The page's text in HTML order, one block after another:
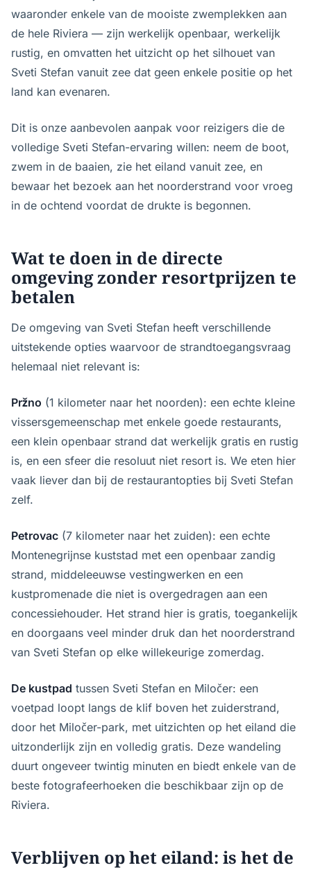
waaronder enkele van de mooiste zwemplekken aan
de hele Riviera — zijn werkelijk openbaar, werkelijk
rustig, en omvatten het uitzicht op het silhouet van
Sveti Stefan vanuit zee dat geen enkele positie op het
land kan evenaren.
Dit is onze aanbevolen aanpak voor reizigers die de
volledige Sveti Stefan-ervaring willen: neem de boot,
zwem in de baaien, zie het eiland vanuit zee, en
bewaar het bezoek aan het noorderstrand voor vroeg
in de ochtend voordat de drukte is begonnen.
Wat te doen in de directe
omgeving zonder resortprijzen te
betalen
De omgeving van Sveti Stefan heeft verschillende
uitstekende opties waarvoor de strandtoegangsvraag
helemaal niet relevant is:
Pržno (1 kilometer naar het noorden): een echte kleine
vissersgemeenschap met enkele goede restaurants,
een klein openbaar strand dat werkelijk gratis en rustig
is, en een sfeer die resoluut niet resort is. We eten hier
vaak liever dan bij de restaurantopties bij Sveti Stefan
zelf.
Petrovac (7 kilometer naar het zuiden): een echte
Montenegrijnse kuststad met een openbaar zandig
strand, middeleeuwse vestingwerken en een
kustpromenade die niet is overgedragen aan een
concessiehouder. Het strand hier is gratis, toegankelijk
en doorgaans veel minder druk dan het noorderstrand
van Sveti Stefan op elke willekeurige zomerdag.
De kustpad tussen Sveti Stefan en Miločer: een
voetpad loopt langs de klif boven het zuiderstrand,
door het Miločer-park, met uitzichten op het eiland die
uitzonderlijk zijn en volledig gratis. Deze wandeling
duurt ongeveer twintig minuten en biedt enkele van de
beste fotografeerhoeken die beschikbaar zijn op de
Riviera.
Verblijven op het eiland: is het de